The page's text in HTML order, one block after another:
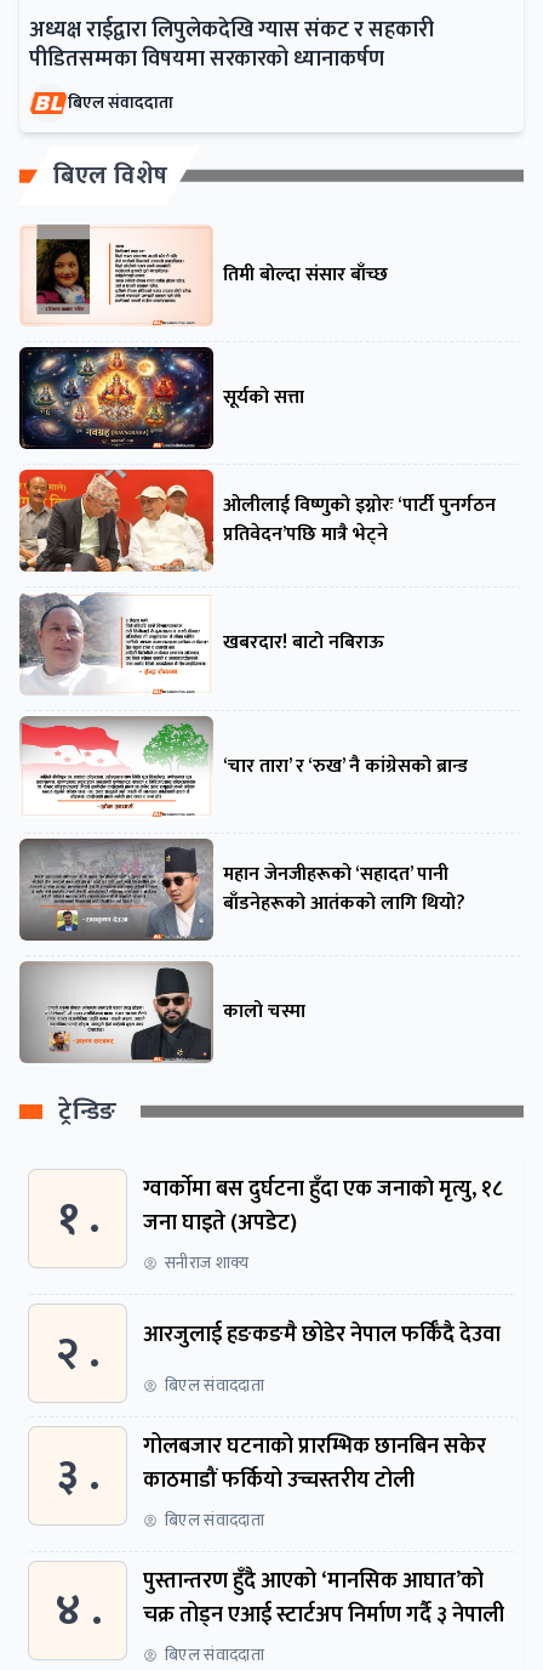
अध्यक्ष राईद्वारा लिपुलेकदेखि ग्यास संकट र सहकारी
पीडितसम्मका विषयमा सरकारको ध्यानाकर्षण
बिएल संवाददाता
बिएल विशेष
तिमी बोल्दा संसार बाँच्छ
सूर्यको सत्ता
ओलीलाई विष्णुको इग्नोरः ‘पार्टी पुनर्गठन
प्रतिवेदन’पछि मात्रै भेट्ने
खबरदार! बाटो नबिराऊ
‘चार तारा’ र ‘रुख’ नै कांग्रेसको ब्रान्ड
महान जेनजीहरूको ‘सहादत’ पानी
बाँडनेहरूको आतंकको लागि थियो?
कालो चस्मा
ट्रेन्डिङ
१ .
ग्वार्काेमा बस दुर्घटना हुँदा एक जनाकाे मृत्यु, १८
जना घाइते (अपडेट)
सनीराज शाक्य
२ . आरजुलाई हङकङमै छोडेर नेपाल फर्किँदै देउवा
बिएल संवाददाता
३ .
गोलबजार घटनाको प्रारम्भिक छानबिन सकेर
काठमाडौं फर्कियो उच्चस्तरीय टोली
बिएल संवाददाता
४ .
पुस्तान्तरण हुँदै आएको ‘मानसिक आघात’को
चक्र तोड्न एआई स्टार्टअप निर्माण गर्दै ३ नेपाली
बिएल संवाददाता